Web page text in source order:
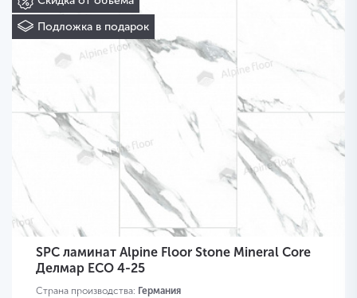
Подложка в подарок
SPC ламинат Alpine Floor Stone Mineral Core
Делмар ЕСО 4-25
Страна производства: Германия